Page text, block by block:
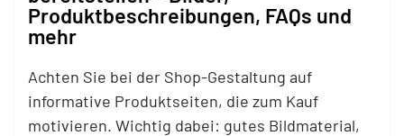
Produktbeschreibungen, FAQs und
mehr
Achten Sie bei der Shop-Gestaltung auf
informative Produktseiten, die zum Kauf
motivieren. Wichtig dabei: gutes Bildmaterial,